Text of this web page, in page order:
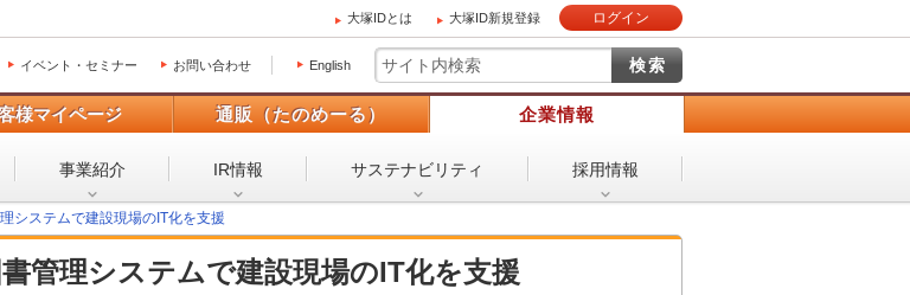
大塚IDとは 大塚ID新規登録 ログイン
イベント・セミナー お問い合わせ English
様マイページ 通販（たのめーる） 企業情報
事業紹介 IR情報 サステナビリティ 採用情報
システムで建設現場のIT化を支援
管理システムで建設現場のIT化を支援